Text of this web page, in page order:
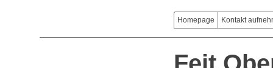
Homepage Kontakt